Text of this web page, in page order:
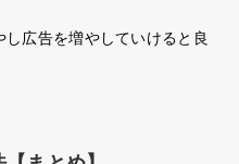
広告を増やしていけると良